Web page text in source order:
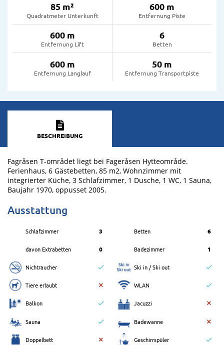
85 m²
Quadratmeter Unterkunft
600 m
Entfernung Piste
600 m
Entfernung Lift
6
Betten
600 m
Entfernung Langlauf
50 m
Entfernung Transportpiste
BESCHREIBUNG
Fagråsen T-området liegt bei Fageråsen Hytteområde.
Ferienhaus, 6 Gästebetten, 85 m2, Wohnzimmer mit
integrierter Küche, 3 Schlafzimmer, 1 Dusche, 1 WC, 1 Sauna,
Baujahr 1970, oppusset 2005.
Ausstattung
Schlafzimmer 3 Betten 6
davon Extrabetten 0 Badezimmer 1
Nichtraucher Ski in / Ski out
Tiere erlaubt WLAN
Balkon Jacuzzi
Sauna Badewanne
Doppelbett Geschirrspüler